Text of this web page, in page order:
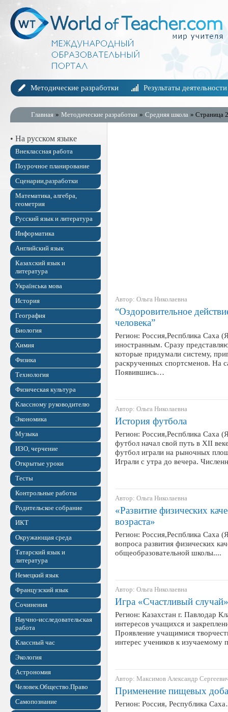
Методические разработки Результаты деятельности
Главная » Методические разработки » Средняя школа » Страница
• На русском языке
Внеклассная работа
Поурочное планирование
Сценарии,разработки
Математика, алгебра,
геометрия
Русский язык и литература
Информатика
Английский язык
Казахский язык и
литература
Українська мова
История
География
Биология
Химия
Физика
Технология
Физическая культура
Классному руководителю
Экономика
Музыка
ИЗО, черчение
Открытые уроки
Тесты
Контрольные работы
Родительское собрание
ИКТ
Окружающая среда
Татарский язык и
литература
Немецкий язык
Французский язык
Сочинения
Научно-исследовательская
работа
Классный час
Экология
Астрономия
Человек.Общество.Право
Самопознание
Автор: Ольга Николаевна
“Оздоровительное
человека”
Регион: Россия,Респблика Саха
иностранным. Сразу
которые придумали систему,
раскрученных спортсменов. На
Появившись…
Автор: Ольга Николаевна
История футбола
Регион: Россия,Респблика Саха
футбол начал свой путь в XII
футбол играли на рыночных
Играли с утра до вечера.
Автор: Ольга Николаевна
«Развитие физических
возраста»
Регион: Россия,Респблика Саха
вопроса развития физических
общеобразовательной школы....
Автор: Ольга Николаевна
Игра «Счастливый случай»
Регион: Казахстан г. Павлодар
интересов учащихся и
Проявление учащимися
интерес учеников к
Автор: Максимов Александр
Применение пищевых
Регион: Россия, Республика